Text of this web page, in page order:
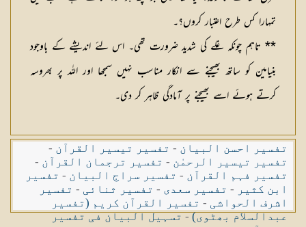
تمہارا کس طرح اعتبار کروں؟۔
** تاہم چونکہ غلے کی شدید ضرورت تھی۔ اس لئے اندیشے کے باوجود
بنیامین کو ساتھ بھیجنے سے انکار مناسب نہیں سمجھا اور اللہ پر بھروسہ
کرتے ہوئے اسے بھیجنے پر آمادگی ظاہر کر دی۔
تفسیر احسن البیان - تفسیر تیسیر القرآن -
تفسیر تیسیر الرحمٰن - تفسیر ترجمان القرآن -
تفسیر فہم القرآن - تفسیر سراج البیان - تفسیر
ابن کثیر - تفسیر سعدی - تفسیر ثنائی - تفسیر
اشرف الحواشی - تفسیر القرآن کریم (تفسیر
عبدالسلام بھٹوی)-تسہیل البیان فی تفسیر